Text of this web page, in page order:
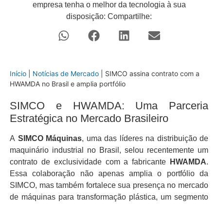
empresa tenha o melhor da tecnologia à sua
disposição: Compartilhe:
Início Notícias de Mercado
SIMCO assina contrato com a
HWAMDA no Brasil e amplia portfólio
SIMCO e HWAMDA: Uma Parceria
Estratégica no Mercado Brasileiro
A SIMCO Máquinas, uma das líderes na distribuição de
maquinário industrial no Brasil, selou recentemente um
contrato de exclusividade com a fabricante
HWAMDA.
Essa colaboração não apenas amplia o portfólio da
SIMCO, mas também fortalece sua presença no mercado
de máquinas para transformação plástica, um segmento